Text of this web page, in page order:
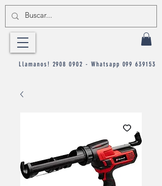
Llamanos! 2908 0902 - Whatsapp 099 639153